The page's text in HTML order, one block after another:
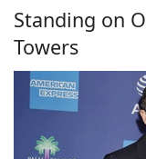
Standing on
Towers